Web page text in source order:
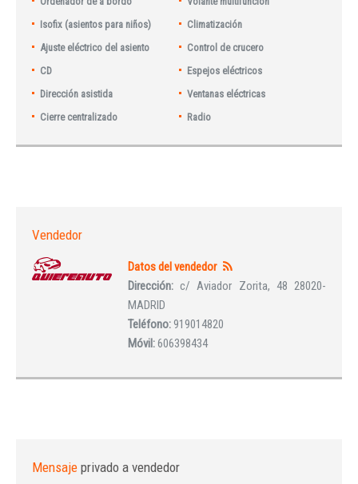
Isofix (asientos para niños)
Climatización
Ajuste eléctrico del asiento
Control de crucero
CD
Espejos eléctricos
Dirección asistida
Ventanas eléctricas
Cierre centralizado
Radio
Vendedor
Datos del vendedor
Dirección:c/ Aviador Zorita, 48 28020-
MADRID
Teléfono:919014820
Móvil:606398434
Mensaje privado a vendedor